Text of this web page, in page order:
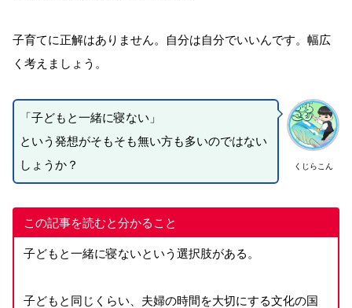
子育てに正解はありません。自分は自分でいいんです。幅広
く考えましょう。
くじらこん
「子どもと一緒に寝ない」
という発想がそもそも無い方も多いのではない
しょうか？
この記事を読むと分かること
子どもと一緒に寝ないという選択肢がある。
子どもと同じくらい、夫婦の時間を大切にする文化の国